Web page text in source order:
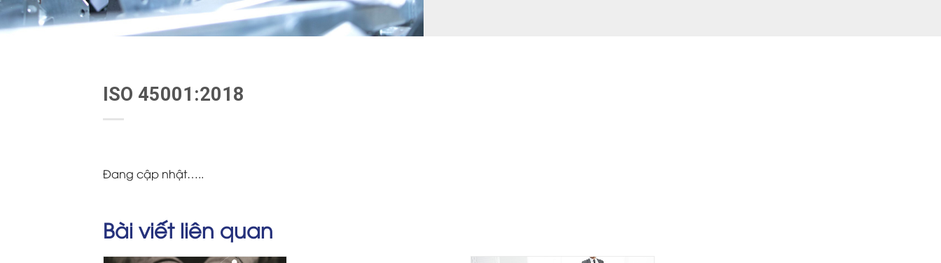
ISO 45001:2018
Đang cập nhật…..
Bài viết liên quan